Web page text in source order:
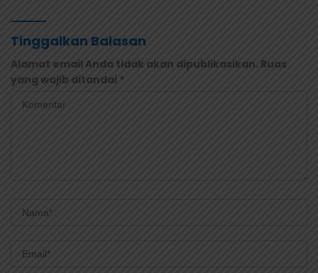
Tinggalkan Balasan
Alamat email Anda tidak akan dipublikasikan. Ruas
yang wajib ditandai *